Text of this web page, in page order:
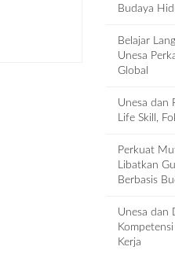
Budaya
Belajar
Unesa
Global
Unesa dan
Life Skill,
Perkuat
Libatkan
Berbasis
Unesa dan
Kerja